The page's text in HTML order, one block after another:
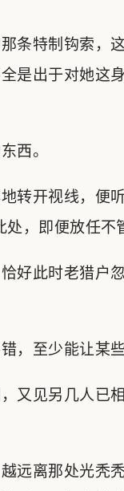
条特制钩索，
是出于对她这
西。
转开视线，便
，即便放任
好此时老猎户
，至少能让某
又见另几人已
远离那处光秃